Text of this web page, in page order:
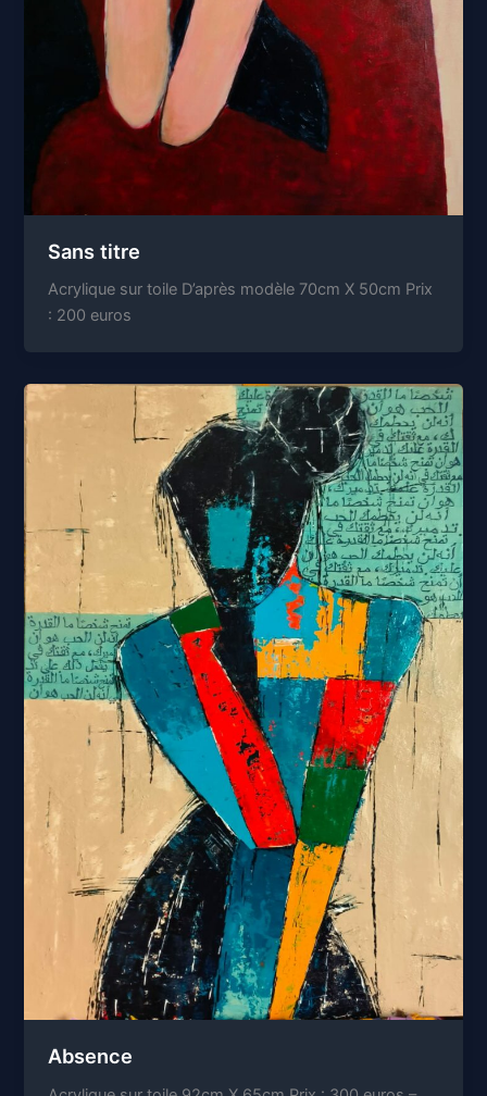
Sans titre
Acrylique sur toile D’après modèle 70cm X 50cm Prix
: 200 euros
Absence